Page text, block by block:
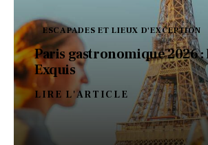
ESCAPADES ET LIEUX D'EXCEPTION
Paris gastronomique 2026
Exquis
LIRE L'ARTICLE